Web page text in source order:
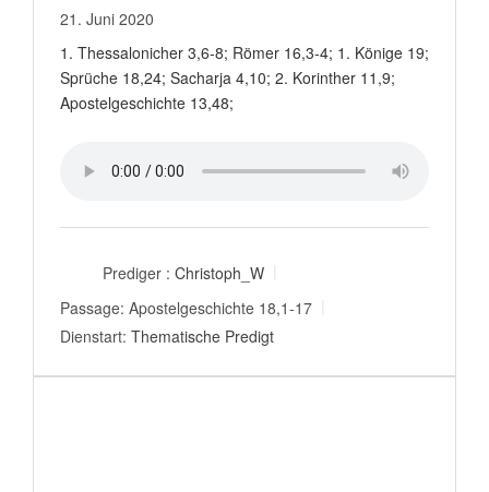
21. Juni 2020
1. Thessalonicher 3,6-8; Römer 16,3-4; 1. Könige 19;
Sprüche 18,24; Sacharja 4,10; 2. Korinther 11,9;
Apostelgeschichte 13,48;
Prediger : Christoph_W
Passage: Apostelgeschichte 18,1-17
Dienstart: Thematische Predigt